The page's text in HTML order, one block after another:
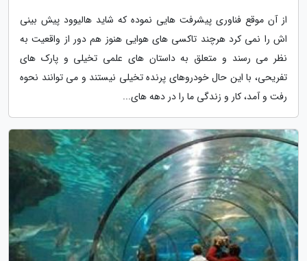
از آن موقع فناوری پیشرفت هایی نموده که شاید هالیوود پیش بینی
اش را نمی کرد هرچند تاکسی های هوایی هنوز هم دور از واقعیت به
نظر می رسند و متعلق به داستان های علمی تخیلی و پارک های
تفریحی، با این حال خودروهای پرنده تخیلی نیستند و می توانند نحوه
رفت و آمد، کار و زندگی ما را در دهه های...